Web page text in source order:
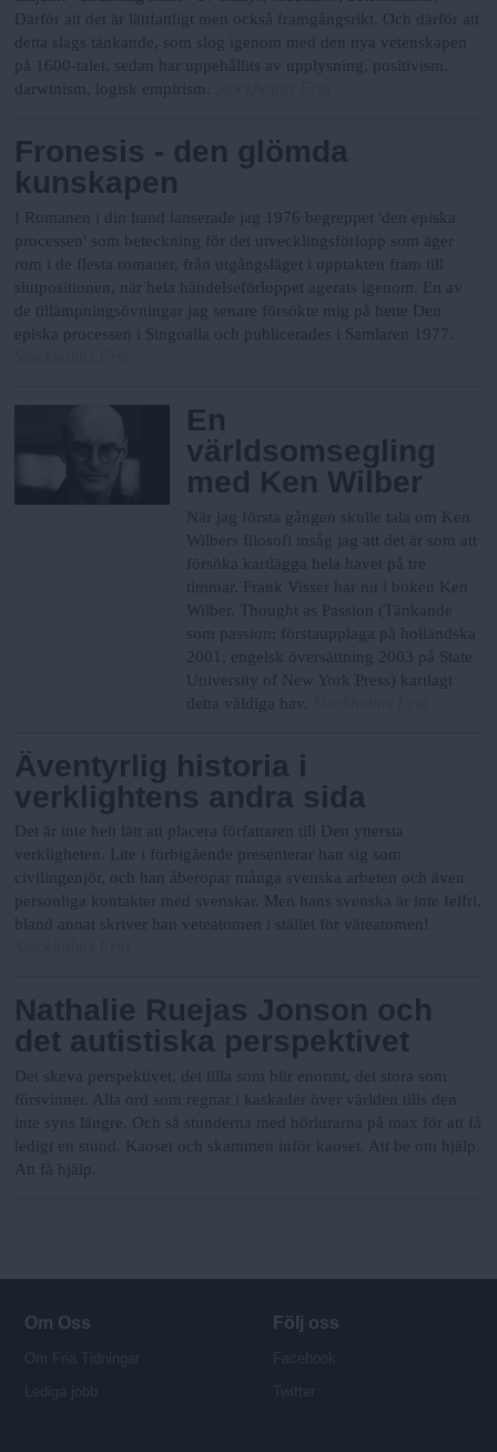
Därför att det är lättfattligt men också framgångsrikt. Och därför att
detta slags tänkande, som slog igenom med den nya vetenskapen
på 1600-talet, sedan har uppehållits av upplysning, positivism,
darwinism, logisk empirism.
Fronesis - den glömda
kunskapen
I Romanen i din hand lanserade jag 1976 begreppet 'den episka
processen' som beteckning för det utvecklingsförlopp som äger
rum i de flesta romaner, från utgångsläget i upptakten fram till
slutpositionen, när hela händelseförloppet agerats igenom. En av
de tillämpningsövningar jag senare försökte mig på hette Den
episka processen i Singoalla och publicerades i Samlaren 1977.
En
världsomsegling
med Ken Wilber
När jag första gången skulle tala om Ken
Wilbers filosofi insåg jag att det är som att
försöka kartlägga hela havet på tre
timmar. Frank Visser har nu i boken Ken
Wilber. Thought as Passion (Tänkande
som passion; förstaupplaga på holländska
2001, engelsk översättning 2003 på State
University of New York Press) kartlagt
detta väldiga hav.
Äventyrlig historia i
verklightens andra sida
Det är inte helt lätt att placera författaren till Den yttersta
verkligheten. Lite i förbigående presenterar han sig som
civilingenjör, och han åberopar många svenska arbeten och även
personliga kontakter med svenskar. Men hans svenska är inte felfri,
bland annat skriver han veteatomen i stället för väteatomen!
Nathalie Ruejas Jonson och
det autistiska perspektivet
Det skeva perspektivet, det lilla som blir enormt, det stora som
försvinner. Alla ord som regnar i kaskader över världen tills den
inte syns längre. Och så stunderna med hörlurarna på max för att få
ledigt en stund. Kaoset och skammen inför kaoset. Att be om hjälp.
Att få hjälp.
Om Oss Följ oss